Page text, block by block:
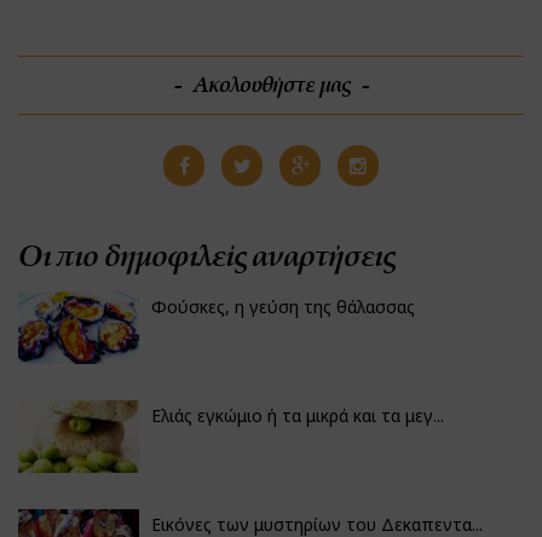
Ακολουθήστε μας
Οι πιο δημοφιλείς αναρτήσεις
Φούσκες, η γεύση της θάλασσας
Ελιάς εγκώμιο ή τα μικρά και τα μεγ...
Εικόνες των μυστηρίων του Δεκαπεντα...